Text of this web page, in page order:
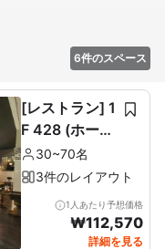
6件のスペース
[レストラン] 1
F 428 (ホール
60席+ルーム1
0席)
30~70名
3件のレイアウト
1人あたり予想価格
₩112,570
詳細を見る